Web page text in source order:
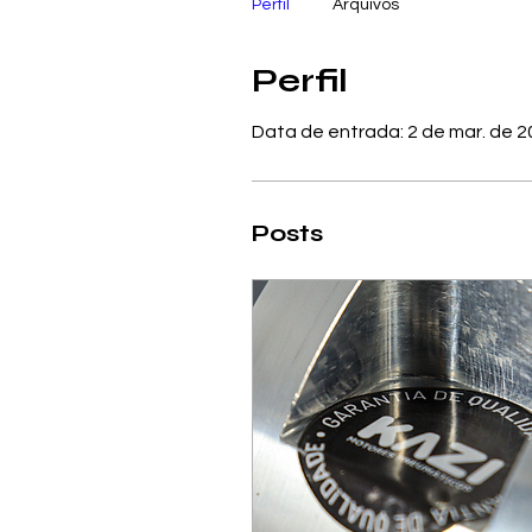
Perfil
Data de entrada: 2 de mar. de
Posts
Perfil Arquivos